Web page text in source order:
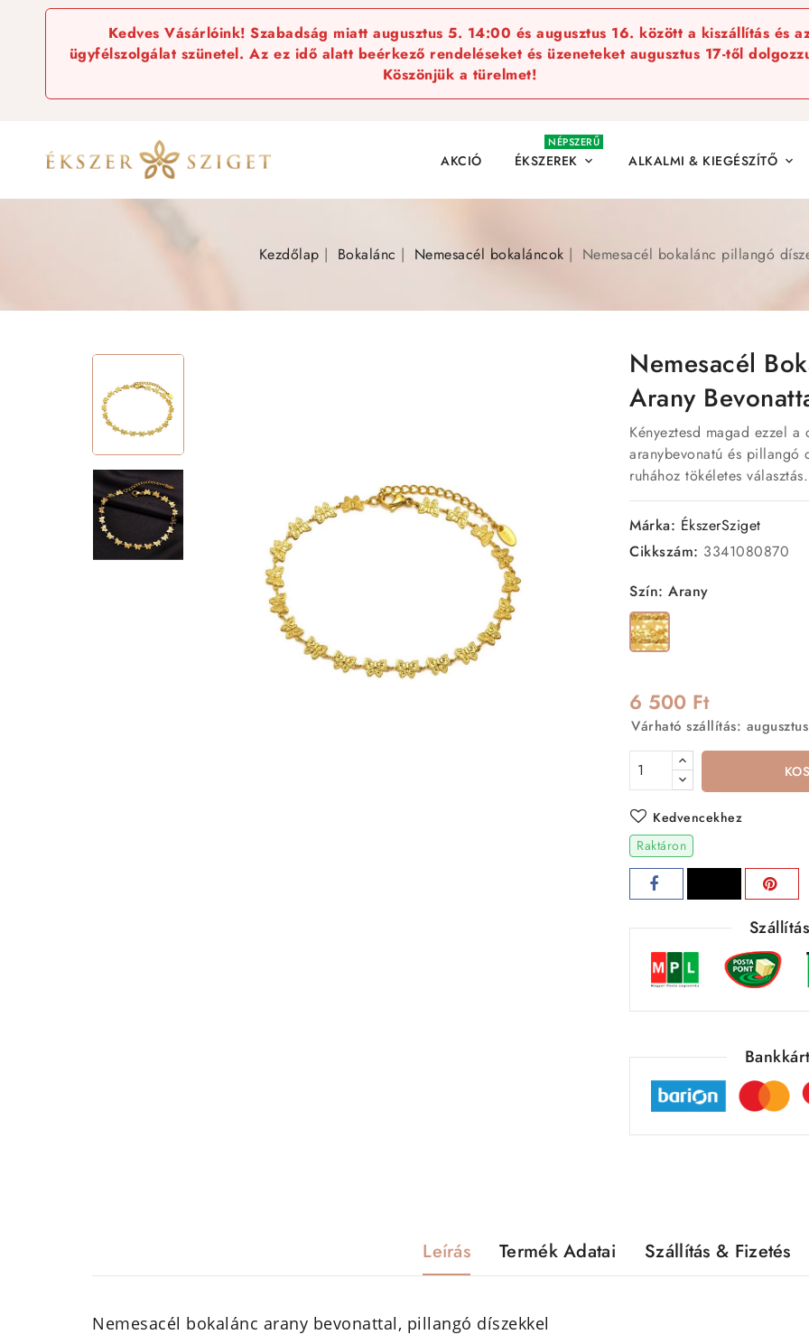
Kedves Vásárlóink! Szabadság miatt augusztus 5. 14:00 és augusztus 16. között a kiszállítás és
ügyfélszolgálat szünetel. Az ez idő alatt beérkező rendeléseket és üzeneteket augusztus 17-től
Köszönjük a türelmet!
AKCIÓ ÉKSZEREK 
NÉPSZERŰ
ALKALMI & KIEGÉSZÍTŐ 
Kezdőlap Bokalánc Nemesacél bokaláncok Nemesacél bokalánc pillangó
Nemesacél
Arany
Kényeztesd magad ezzel
aranybevonatú és pillangó
ruhához tökéletes
Márka: ÉkszerSziget
Cikkszám: 3341080870
Szín: Arany
Arany
6 500 Ft
Várható szállítás:
Kedvencekhez
Raktáron
Leírás Termék Adatai Szállítás & Fizetés
Nemesacél bokalánc arany bevonattal, pillangó díszekkel